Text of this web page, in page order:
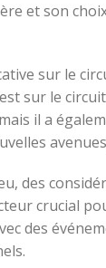
et son
sur le
sur le
il a
des
crucial
des